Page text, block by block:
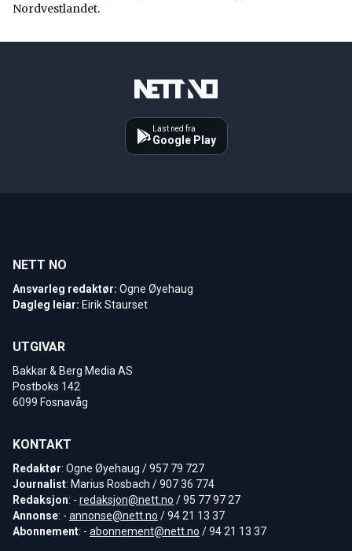
Nordvestlandet.
Last ned fra
Google Play
NETT NO
Ansvarleg redaktør: Ogne Øyehaug
Dagleg leiar: Eirik Staurset
UTGIVAR
Bakkar & Berg Media AS
Postboks 142
6099 Fosnavåg
KONTAKT
Redaktør: Ogne Øyehaug / 957 79 727
Journalist: Marius Rosbach / 907 36 774
Redaksjon: - redaksjon@nett.no / 95 77 97 27
Annonse: - annonse@nett.no / 94 21 13 37
Abonnement: - abonnement@nett.no / 94 21 13 37